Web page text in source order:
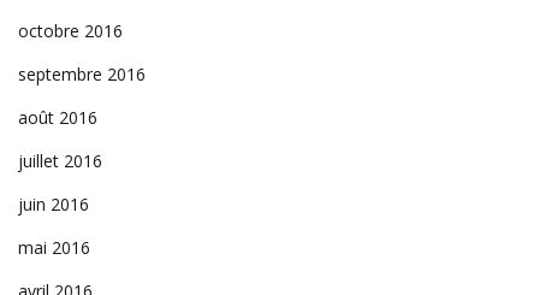
octobre 2016
septembre 2016
août 2016
juillet 2016
juin 2016
mai 2016
avril 2016